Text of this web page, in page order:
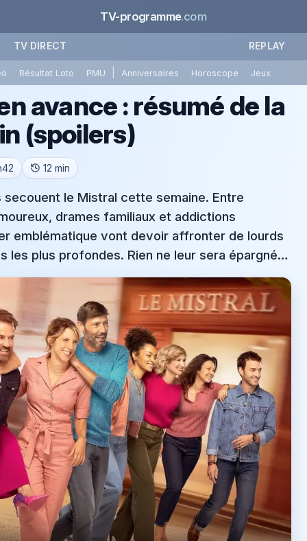
TV-programme.com
TV DIRECT REPLAY
Résultat Loto PMU Anniversaires Horoscope Jeux
avance : résumé de la
(spoilers)
12 min
le Mistral cette semaine. Entre
drames familiaux et addictions
emblématique vont devoir affronter de lourds
les plus profondes. Rien ne leur sera épargné…